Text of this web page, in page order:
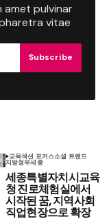
amet pulvinar
vitae
Subscribe
교육섹션 포커스소셜 트렌드
지방정부세종
세종특별자치시교육
청 진로체험실에서
시작된 꿈, 지역사회
직업현장으로 확장